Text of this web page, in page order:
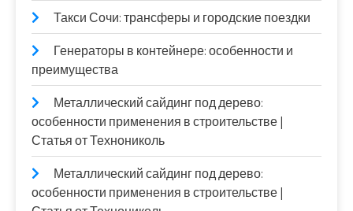
Такси Сочи: трансферы и городские поездки
Генераторы в контейнере: особенности и
преимущества
Металлический сайдинг под дерево:
особенности применения в строительстве |
Статья от Технониколь
Металлический сайдинг под дерево:
особенности применения в строительстве |